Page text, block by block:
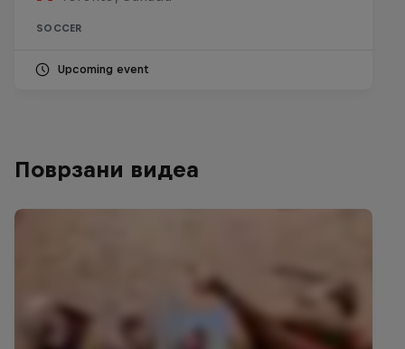
SOCCER
Upcoming event
Поврзани видеа